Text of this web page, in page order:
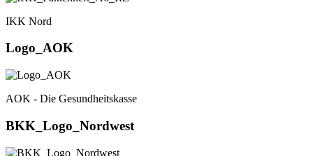
IKK Nord
Logo_AOK
AOK - Die Gesundheitskasse
BKK_Logo_Nordwest